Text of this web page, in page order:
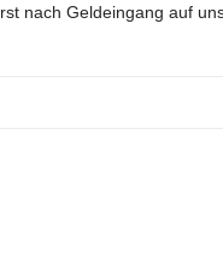
nach Geldeingang auf